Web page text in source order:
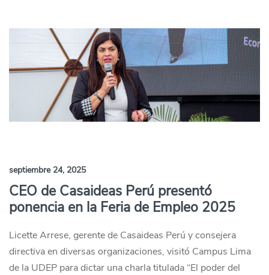
septiembre 24, 2025
CEO de Casaideas Perú presentó
ponencia en la Feria de Empleo 2025
Licette Arrese, gerente de Casaideas Perú y consejera
directiva en diversas organizaciones, visitó Campus Lima
de la UDEP para dictar una charla titulada “El poder del